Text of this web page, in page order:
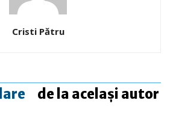
Cristi Pătru
de la același autor